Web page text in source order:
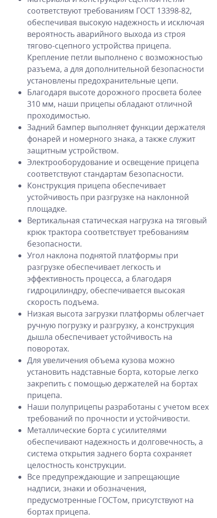
соответствуют требованиям ГОСТ 13398-82,
обеспечивая высокую надежность и исключая
вероятность аварийного выхода из строя
тягово-сцепного устройства прицепа.
Крепление петли выполнено с возможностью
разъема, а для дополнительной безопасности
установлены предохранительные цепи.
Благодаря высоте дорожного просвета более
310 мм, наши прицепы обладают отличной
проходимостью.
Задний бампер выполняет функции держателя
фонарей и номерного знака, а также служит
защитным устройством.
Электрооборудование и освещение прицепа
соответствуют стандартам безопасности.
Конструкция прицепа обеспечивает
устойчивость при разгрузке на наклонной
площадке.
Вертикальная статическая нагрузка на тяговый
крюк трактора соответствует требованиям
безопасности.
Угол наклона поднятой платформы при
разгрузке обеспечивает легкость и
эффективность процесса, а благодаря
гидроцилиндру, обеспечивается высокая
скорость подъема.
Низкая высота загрузки платформы облегчает
ручную погрузку и разгрузку, а конструкция
дышла обеспечивает устойчивость на
поворотах.
Для увеличения объема кузова можно
установить надставные борта, которые легко
закрепить с помощью держателей на бортах
прицепа.
Наши полуприцепы разработаны с учетом всех
требований по прочности и устойчивости.
Металлические борта с усилителями
обеспечивают надежность и долговечность, а
система открытия заднего борта сохраняет
целостность конструкции.
Все предупреждающие и запрещающие
надписи, знаки и обозначения,
предусмотренные ГОСТом, присутствуют на
бортах прицепа.